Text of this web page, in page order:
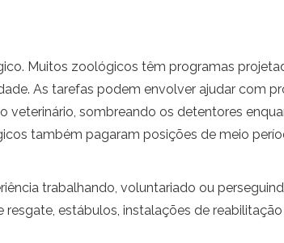
Muitos zoológicos têm programas
As tarefas podem envolver ajudar com
veterinário, sombreando os detentores
também pagaram posições de meio
trabalhando, voluntariado ou
estábulos, instalações de